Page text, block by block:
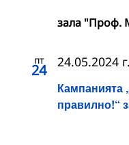
зала "Проф.
пт
24
Кампанията
правилно!“
24.05.2024 г.